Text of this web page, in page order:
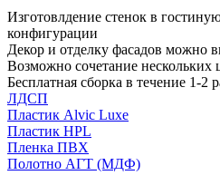
Изготовлдение стенок в
конфигурации
Декор и отделку фасадов можно
Возможно сочетание нескольких
Бесплатная сборка в течение 1-2
ЛДСП
Пластик Alvic Luxe
Пластик HPL
Пленка ПВХ
Полотно АГТ (МДФ)